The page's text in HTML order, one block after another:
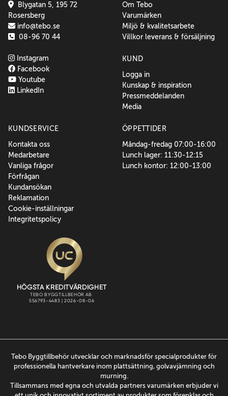
Blygatan 5, 195 72
Rosersberg
info@tebo.se
08-96 70 44
Instagram
Facebook
Youtube
LinkedIn
Om Tebo
Varumärken
Miljö & kvalitetsarbete
Villkor leverans & försäljning
KUND
Logga in
Kunskap & inspiration
Pressmeddelanden
Media
KUNDSERVICE
Kontakta oss
Medarbetare
Vanliga frågor
Förfrågan
Kundansökan
Reklamation
Cookie-inställningar
Integritetspolicy
ÖPPETTIDER
Måndag-fredag 07:00-16:00
Lunch lager: 11:30-12:15
Lunch kontor: 12:00-13:00
Tebo Byggtillbehör utvecklar och marknadsför specialprodukter för
professionella hantverkare inom plattsättning, golvavjämning och
murning.
Tillsammans med egna och utvalda partners varumärken erbjuder vi